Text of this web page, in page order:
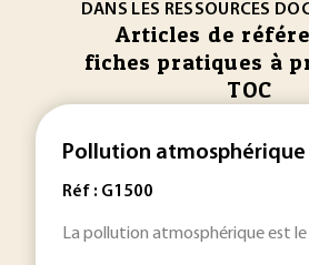
DANS LES RESSOURCES
Articles de
fiches pratiques à
TOC
Pollution atmosphérique
Réf : G1500
La pollution atmosphérique est le